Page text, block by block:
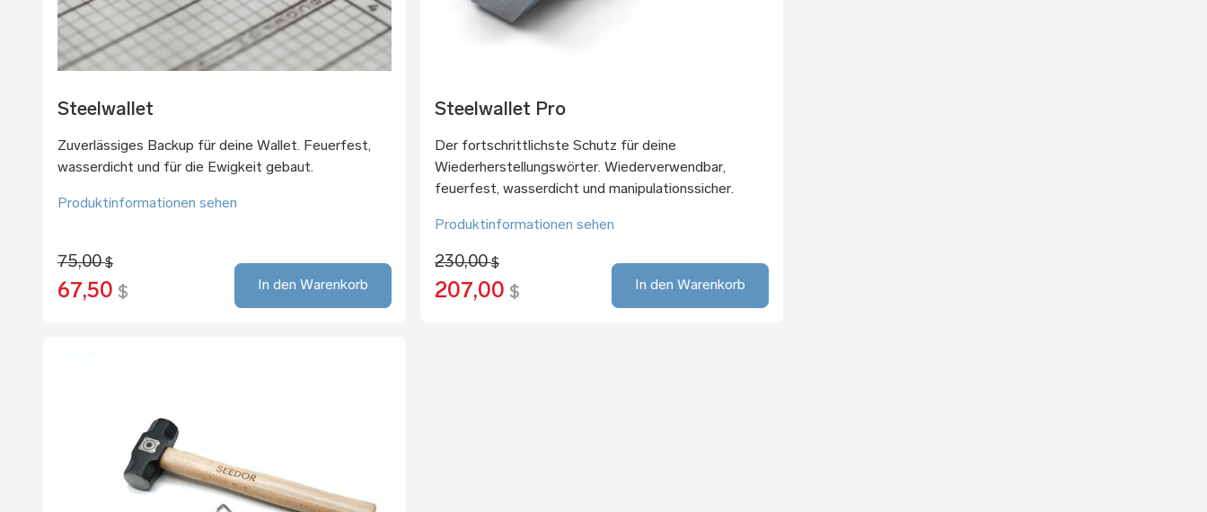
Steelwallet
Zuverlässiges Backup für deine Wallet. Feuerfest,
wasserdicht und für die Ewigkeit gebaut.
Produktinformationen sehen
75,00$
67,50 $ In den Warenkorb
Steelwallet Pro
Der fortschrittlichste Schutz für deine
Wiederherstellungswörter. Wiederverwendbar,
feuerfest, wasserdicht und manipulationssicher.
Produktinformationen sehen
230,00$
207,00 $ In den Warenkorb